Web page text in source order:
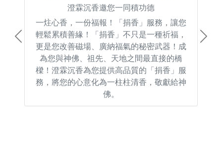
澄霖沉香邀您一同積功德
一炷心香，一份福報！「捐香」服務，讓您
輕鬆累積善緣！「捐香」不只是一種祈福，
更是您改善磁場、廣納福氣的秘密武器！成
為您與神佛、祖先、天地之間最直接的橋
樑！澄霖沉香為您提供高品質的「捐香」服
務，將您的心意化為一柱柱清香，敬獻給神
佛。
Previous Next